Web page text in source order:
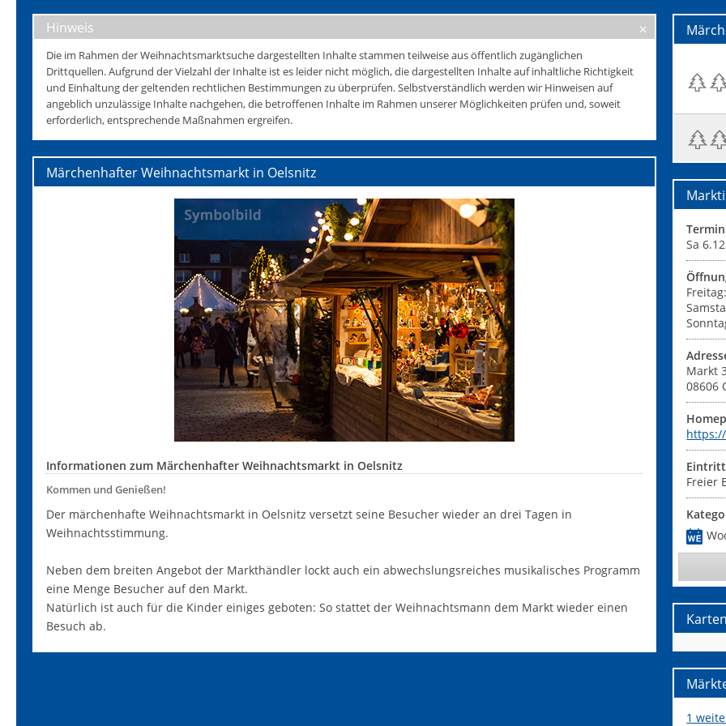
Hinweis
Die im Rahmen der Weihnachtsmarktsuche dargestellten Inhalte stammen teilweise aus öffentlich zugänglichen
Drittquellen. Aufgrund der Vielzahl der Inhalte ist es leider nicht möglich, die dargestellten Inhalte auf inhaltliche Richtigkeit
und Einhaltung der geltenden rechtlichen Bestimmungen zu überprüfen. Selbstverständlich werden wir Hinweisen auf
angeblich unzulässige Inhalte nachgehen, die betroffenen Inhalte im Rahmen unserer Möglichkeiten prüfen und, soweit
erforderlich, entsprechende Maßnahmen ergreifen.
Märchenhafter Weihnachtsmarkt in Oelsnitz
Informationen zum Märchenhafter Weihnachtsmarkt in Oelsnitz
Kommen und Genießen!
Der märchenhafte Weihnachtsmarkt in Oelsnitz versetzt seine Besucher wieder an drei Tagen in
Weihnachtsstimmung.
Neben dem breiten Angebot der Markthändler lockt auch ein abwechslungsreiches musikalisches Programm
eine Menge Besucher auf den Markt.
Natürlich ist auch für die Kinder einiges geboten: So stattet der Weihnachtsmann dem Markt wieder einen
Besuch ab.
Sa
Markt
08606
Freier
1